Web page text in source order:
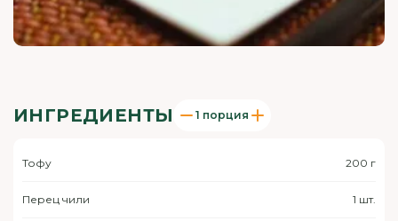
ИНГРЕДИЕНТЫ 1 порция
Тофу 200 г
Перец чили 1 шт.